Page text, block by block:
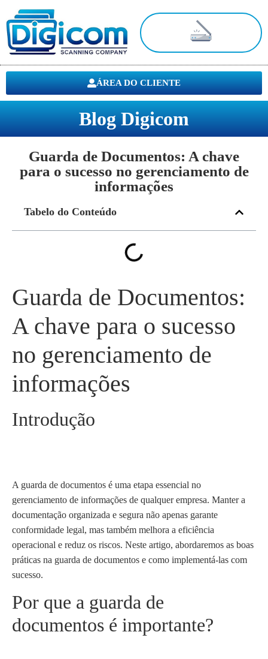
ÁREA DO CLIENTE
Blog Digicom
Guarda de Documentos: A chave
para o sucesso no gerenciamento de
informações
Tabelo do Conteúdo
Guarda de Documentos:
A chave para o sucesso
no gerenciamento de
informações
Introdução
A guarda de documentos é uma etapa essencial no
gerenciamento de informações de qualquer empresa. Manter a
documentação organizada e segura não apenas garante
conformidade legal, mas também melhora a eficiência
operacional e reduz os riscos. Neste artigo, abordaremos as boas
práticas na guarda de documentos e como implementá-las com
sucesso.
Por que a guarda de
documentos é importante?